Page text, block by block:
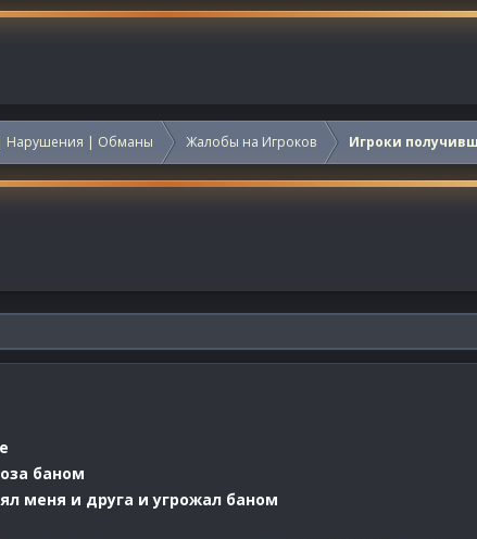
Нарушения | Обманы Жалобы на Игроков Игроки
баном
меня и друга и угрожал баном